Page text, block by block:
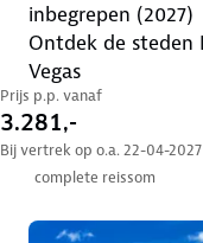
inbegrepen (2027)
ontdek de steden Los Angeles, San Francisco en Las
Vegas
Prijs p.p. vanaf
3.281,-
Bij vertrek op o.a. 22-04-2027
complete reissom